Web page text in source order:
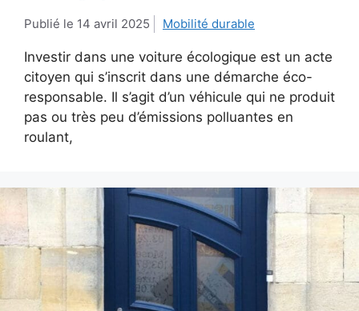
14 avril 2025 Mobilité durable
Investir dans une voiture écologique est un acte
citoyen qui s’inscrit dans une démarche éco-
responsable. Il s’agit d’un véhicule qui ne produit
pas ou très peu d’émissions polluantes en
roulant,